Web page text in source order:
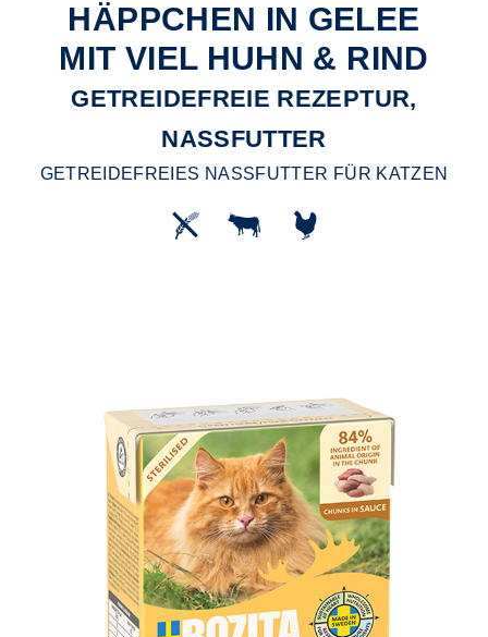
HÄPPCHEN IN GELEE
MIT VIEL HUHN & RIND
GETREIDEFREIE REZEPTUR,
NASSFUTTER
GETREIDEFREIES NASSFUTTER FÜR KATZEN